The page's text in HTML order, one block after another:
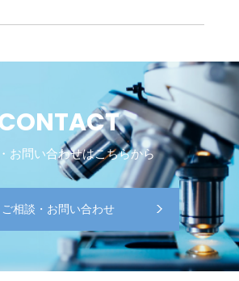
お問い合わせはこちらから
ご相談・お問い合わせ